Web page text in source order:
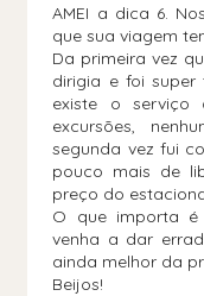
AMEI a dica 6.
que sua viagem
Da primeira vez
dirigia e foi super
existe o serviço
excursões,
segunda vez fui
pouco mais de
preço do
O que importa
venha a dar
ainda melhor da
Beijos!